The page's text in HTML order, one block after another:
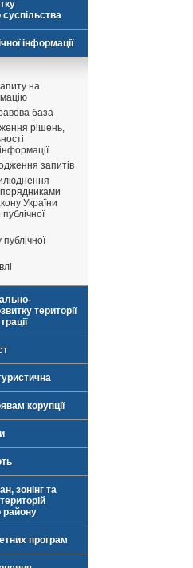
інформації
на
база
рішень,
запитів
України
території
корупції
зонінг та
району
програм